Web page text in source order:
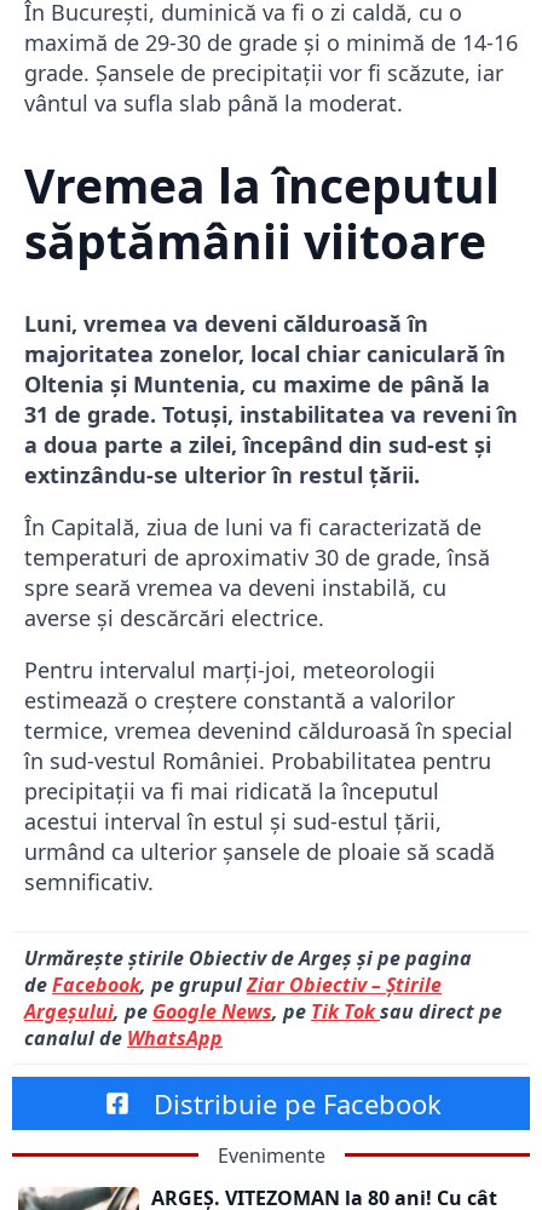
În București, duminică va fi o zi caldă, cu o
maximă de 29-30 de grade și o minimă de 14-16
grade. Șansele de precipitații vor fi scăzute, iar
vântul va sufla slab până la moderat.
Vremea la începutul
săptămânii viitoare
Luni, vremea va deveni călduroasă în
majoritatea zonelor, local chiar caniculară în
Oltenia și Muntenia, cu maxime de până la
31 de grade. Totuși, instabilitatea va reveni în
a doua parte a zilei, începând din sud-est și
extinzându-se ulterior în restul țării.
În Capitală, ziua de luni va fi caracterizată de
temperaturi de aproximativ 30 de grade, însă
spre seară vremea va deveni instabilă, cu
averse și descărcări electrice.
Pentru intervalul marți-joi, meteorologii
estimează o creștere constantă a valorilor
termice, vremea devenind călduroasă în special
în sud-vestul României. Probabilitatea pentru
precipitații va fi mai ridicată la începutul
acestui interval în estul și sud-estul țării,
urmând ca ulterior șansele de ploaie să scadă
semnificativ.
Urmărește știrile Obiectiv de Argeș și pe pagina
deFacebook, pe grupulZiar Obiectiv – Știrile
Argeșului, pe Google News, pe Tik Toksau direct pe
canalul de WhatsApp
Distribuie pe Facebook
Evenimente
ARGEȘ. VITEZOMAN la 80 ani! Cu cât